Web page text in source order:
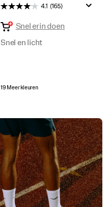
Wenslijst
4.1 (165)
Snel erin doen
Snel en licht
19 Meer kleuren